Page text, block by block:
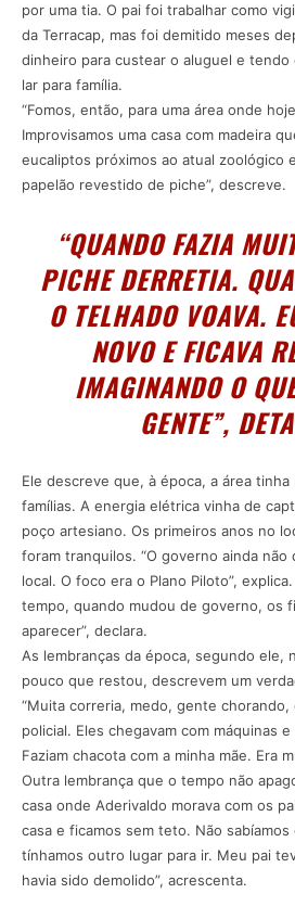
por uma tia. O pai foi trabalhar como
da Terracap, mas foi demitido meses
dinheiro para custear o aluguel e tendo
lar para família.
“Fomos, então, para uma área onde
Improvisamos uma casa com madeira
eucaliptos próximos ao atual zoológico
papelão revestido de piche”, descreve.
“QUANDO FAZIA
PICHE DERRETIA.
O TELHADO VOAVA.
NOVO E FICAVA
IMAGINANDO O
GENTE”,
Ele descreve que, à época, a área
famílias. A energia elétrica vinha de
poço artesiano. Os primeiros anos no
foram tranquilos. “O governo ainda não
local. O foco era o Plano Piloto”,
tempo, quando mudou de governo, os
aparecer”, declara.
As lembranças da época, segundo ele,
pouco que restou, descrevem um
“Muita correria, medo, gente
policial. Eles chegavam com máquinas
Faziam chacota com a minha mãe. Era
Outra lembrança que o tempo não
casa onde Aderivaldo morava com os
casa e ficamos sem teto. Não
tínhamos outro lugar para ir. Meu pai
havia sido demolido”, acrescenta.